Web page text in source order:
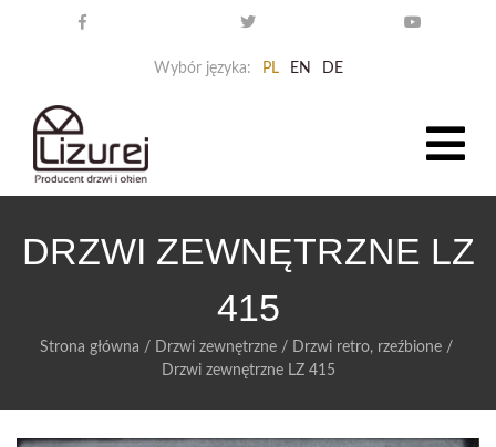
Wybór języka: PL EN DE
DRZWI ZEWNĘTRZNE LZ
415
Strona główna / Drzwi zewnętrzne/ Drzwi retro, rzeźbione/
Drzwi zewnętrzne LZ 415